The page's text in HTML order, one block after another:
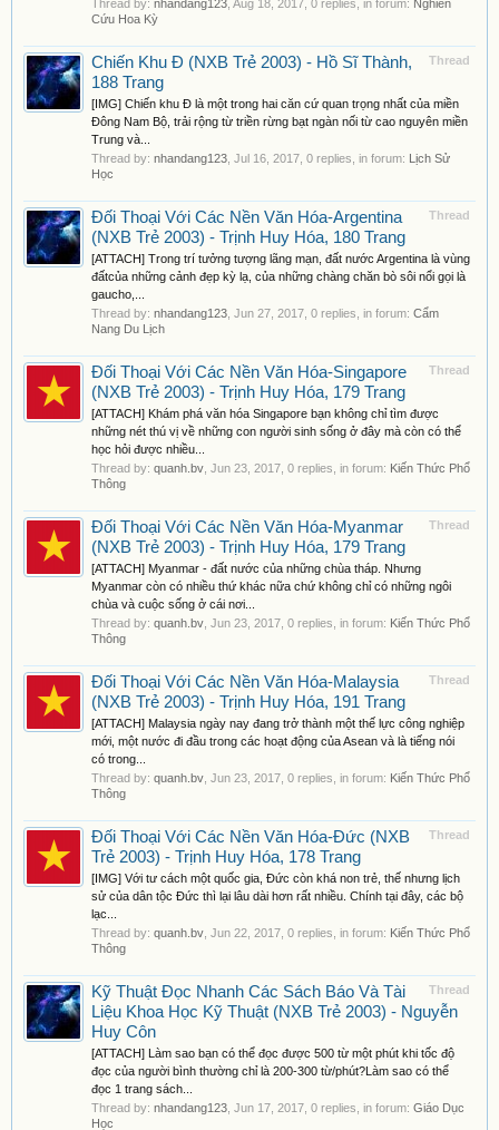
Thread by: nhandang123 Aug 18, 2017 , 0 replies, in forum: Nghiên
Cứu Hoa Kỳ
Thread
Chiến Khu Đ (NXB Trẻ 2003) - Hồ Sĩ Thành,
188 Trang
[IMG] Chiến khu Đ là một trong hai căn cứ quan trọng nhất của miền
Đông Nam Bộ, trải rộng từ triền rừng bạt ngàn nối từ cao nguyên miền
Trung và...
Thread by: nhandang123 Jul 16, 2017 , 0 replies, in forum: Lịch Sử
Học
Thread
Đối Thoại Với Các Nền Văn Hóa-Argentina
(NXB Trẻ 2003) - Trịnh Huy Hóa, 180 Trang
[ATTACH] Trong trí tưởng tượng lãng mạn, đất nước Argentina là vùng
đấtcủa những cảnh đẹp kỳ lạ, của những chàng chăn bò sôi nổi gọi là
gaucho,...
Thread by: nhandang123 Jun 27, 2017 , 0 replies, in forum: Cẩm
Nang Du Lịch
Thread
Đối Thoại Với Các Nền Văn Hóa-Singapore
(NXB Trẻ 2003) - Trịnh Huy Hóa, 179 Trang
[ATTACH] Khám phá văn hóa Singapore bạn không chỉ tìm được
những nét thú vị về những con người sinh sống ở đây mà còn có thể
học hỏi được nhiều...
Thread by: quanh.bv Jun 23, 2017 , 0 replies, in forum: Kiến Thức Phổ
Thông
Thread
Đối Thoại Với Các Nền Văn Hóa-Myanmar
(NXB Trẻ 2003) - Trịnh Huy Hóa, 179 Trang
[ATTACH] Myanmar - đất nước của những chùa tháp. Nhưng
Myanmar còn có nhiều thứ khác nữa chứ không chỉ có những ngôi
chùa và cuộc sống ở cái nơi...
Thread by: quanh.bv Jun 23, 2017 , 0 replies, in forum: Kiến Thức Phổ
Thông
Thread
Đối Thoại Với Các Nền Văn Hóa-Malaysia
(NXB Trẻ 2003) - Trịnh Huy Hóa, 191 Trang
[ATTACH] Malaysia ngày nay đang trở thành một thế lực công nghiệp
mới, một nước đi đầu trong các hoạt động của Asean và là tiếng nói
có trong...
Thread by: quanh.bv Jun 23, 2017 , 0 replies, in forum: Kiến Thức Phổ
Thông
Thread
Đối Thoại Với Các Nền Văn Hóa-Đức (NXB
Trẻ 2003) - Trịnh Huy Hóa, 178 Trang
[IMG] Với tư cách một quốc gia, Đức còn khá non trẻ, thế nhưng lịch
sử của dân tộc Đức thì lại lâu dài hơn rất nhiều. Chính tại đây, các bộ
lạc...
Thread by: quanh.bv Jun 22, 2017 , 0 replies, in forum: Kiến Thức Phổ
Thông
Thread
Kỹ Thuật Đọc Nhanh Các Sách Báo Và Tài
Liệu Khoa Học Kỹ Thuật (NXB Trẻ 2003) - Nguyễn
Huy Côn
[ATTACH] Làm sao bạn có thể đọc được 500 từ một phút khi tốc độ
đọc của người bình thường chỉ là 200-300 từ/phút?Làm sao có thể
đọc 1 trang sách...
Thread by: nhandang123 Jun 17, 2017 , 0 replies, in forum: Giáo Dục
Học